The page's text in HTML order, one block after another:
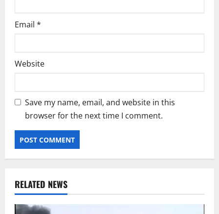
Email *
Website
Save my name, email, and website in this
browser for the next time I comment.
RELATED NEWS